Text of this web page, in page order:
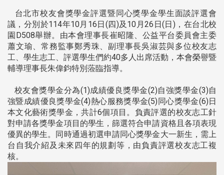
台北市校友會獎學金評選暨同心獎學金學生面談評選會
議，分別於114年10月16日(四)及10月26日(日)，在台北校
園D508舉辦。由本會理事長崔昭隆、公益平台委員會主委
蕭文瑜、常務監事鄭秀珠、副理事長吳淑芸與多位校友志
工、學生志工、評選學生們約40多人出席活動，本會榮譽暨
輔導理事長朱偉鈞特別蒞臨指導。
校友會獎學金分為(1)成績優良獎學金(2)自強獎學金(3)自
強暨成績優良獎學金(4)熱心服務獎學金(5)同心獎學金(6)日
本文化藝術獎學金，共計6個項目。負責評選的校友志工針
對申請各獎學金項目的學生，篩選符合申請資格且各項表現
優異的學生。同時通過初選申請同心獎學金大一新生，需上
台自我介紹及未來四年的規劃等，由負責評選校友志工複
核。